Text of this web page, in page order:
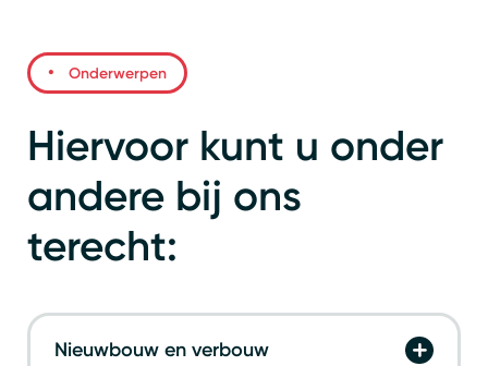
Onderwerpen
Hiervoor kunt u onder
andere bij ons
terecht:
Nieuwbouw en verbouw